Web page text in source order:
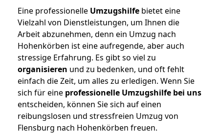
Eine professionelle Umzugshilfe bietet eine
Vielzahl von Dienstleistungen, um Ihnen die
Arbeit abzunehmen, denn ein Umzug nach
Hohenkörben ist eine aufregende, aber auch
stressige Erfahrung. Es gibt so viel zu
organisieren und zu bedenken, und oft fehlt
einfach die Zeit, um alles zu erledigen. Wenn Sie
sich für eine professionelle Umzugshilfe bei uns
entscheiden, können Sie sich auf einen
reibungslosen und stressfreien Umzug von
Flensburg nach Hohenkörben freuen.